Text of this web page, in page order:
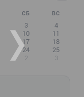
СБ ВС
3
4
10
11
17
18
24
25
2 3